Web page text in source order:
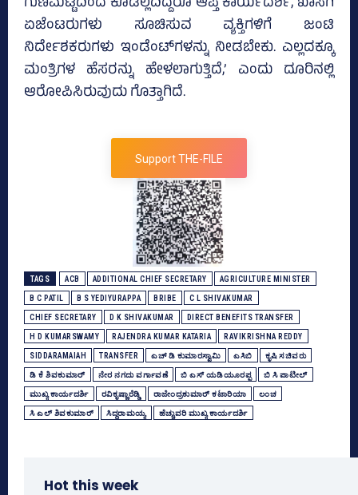
ಏಜೆಂಟರುಗಳು ಸೂಚಿಸುವ ವ್ಯಕ್ತಿಗಳಿಗೆ ಜಂಟಿ
ನಿರ್ದೇಶಕರುಗಳು ಇಂಡೆಂಟ್‌ಗಳನ್ನು ನೀಡಬೇಕು. ಎಲ್ಲದಕ್ಕೂ
ಮಂತ್ರಿಗಳ ಹೆಸರನ್ನು ಹೇಳಲಾಗುತ್ತಿದೆ,’ ಎಂದು ದೂರಿನಲ್ಲಿ
ಆರೋಪಿಸಿರುವುದು ಗೊತ್ತಾಗಿದೆ.
Support THE-FILE
TAGS ACB ADDITIONAL CHIEF SECRETARY AGRICULTURE MINISTER
B C PATIL B S YEDIYURAPPA BRIBE C L SHIVAKUMAR
CHIEF SECRETARY D K SHIVAKUMAR DIRECT BENEFITS TRANSFER
H D KUMARSWAMY RAJENDRA KUMAR KATARIA RAVIKRISHNA REDDY
SIDDARAMAIAH TRANSFER ಎಚ್‌ ಡಿ ಕುಮಾರಸ್ವಾಮಿ ಎಸಿಬಿ ಕೃಷಿ ಸಚಿವರು
ಡಿ ಕೆ ಶಿವಕುಮಾರ್ ನೇರ ನಗದು ವರ್ಗಾವಣೆ ಬಿ ಎಸ್‌ ಯಡಿಯೂರಪ್ಪ ಬಿ ಸಿ ಪಾಟೀಲ್‌
ಮುಖ್ಯ ಕಾರ್ಯದರ್ಶಿ ರವಿಕೃಷ್ಣಾರೆಡ್ಡಿ ರಾಜೇಂದ್ರಕುಮಾರ್‌ ಕಟಾರಿಯಾ ಲಂಚ
ಸಿ ಎಲ್‌ ಶಿವಕುಮಾರ್‌ ಸಿದ್ದರಾಮಯ್ಯ ಹೆಚ್ಚುವರಿ ಮುಖ್ಯ ಕಾರ್ಯದರ್ಶಿ
Hot this week